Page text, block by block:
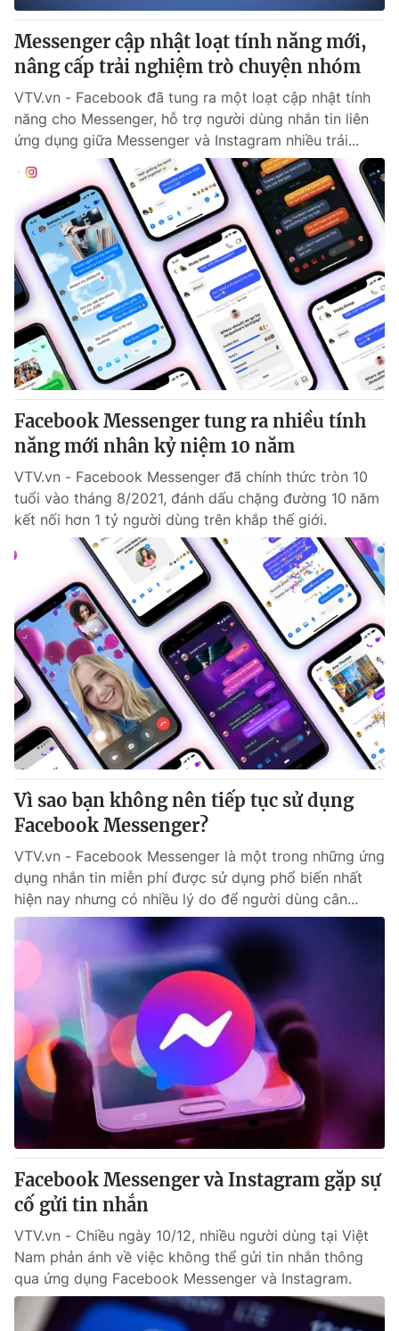
Messenger cập nhật loạt tính năng mới,
nâng cấp trải nghiệm trò chuyện nhóm
VTV.vn - Facebook đã tung ra một loạt cập nhật tính
năng cho Messenger, hỗ trợ người dùng nhắn tin liên
ứng dụng giữa Messenger và Instagram nhiều trải...
Facebook Messenger tung ra nhiều tính
năng mới nhân kỷ niệm 10 năm
VTV.vn - Facebook Messenger đã chính thức tròn 10
tuổi vào tháng 8/2021, đánh dấu chặng đường 10 năm
kết nối hơn 1 tỷ người dùng trên khắp thế giới.
Vì sao bạn không nên tiếp tục sử dụng
Facebook Messenger?
VTV.vn - Facebook Messenger là một trong những ứng
dụng nhắn tin miễn phí được sử dụng phổ biến nhất
hiện nay nhưng có nhiều lý do để người dùng cân...
Facebook Messenger và Instagram gặp sự
cố gửi tin nhắn
VTV.vn - Chiều ngày 10/12, nhiều người dùng tại Việt
Nam phản ánh về việc không thể gửi tin nhắn thông
qua ứng dụng Facebook Messenger và Instagram.